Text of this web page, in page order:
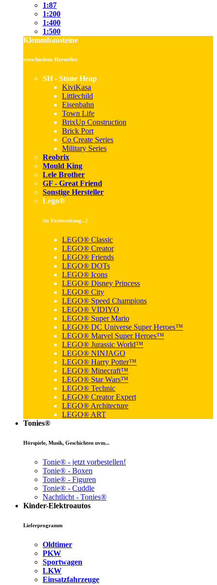
1:87
1:200
1:400
1:500
Klemmbausteine
verschiedene Hersteller
SH - Stone Heap
KiviKasa
Littlechild
Eisenbahn
Town Life
BrixUp Construction
Brick Port
Co Create Series
Military Series
Reobrix
Mould King
Lele Brother
GF - Great Friend
Sonstige Hersteller
Lego®
(in Vorbereitung...)
LEGO® Classic
LEGO® Creator
LEGO® Friends
LEGO® DOTs
LEGO® Icons
LEGO® Disney Princess
LEGO® City
LEGO® Speed Champions
LEGO® VIDIYO
LEGO® Super Mario
LEGO® DC Universe Super Heroes™
LEGO® Marvel Super Heroes™
LEGO® Jurassic World™
LEGO® NINJAGO
LEGO® Harry Potter™
LEGO® Minecraft™
LEGO® Star Wars™
LEGO® Technic
LEGO® Creator Expert
LEGO® Architecture
LEGO® ART
Tonies®
Hörspiele, Musik, Geschichten uvm...
Tonie® - jetzt vorbestellen!
Tonie® - Boxen
Tonie® - Figuren
Tonie® - Cuddle
Nachtlicht - Tonies®
Kinder-Elektroautos
Lieferprogramm
Oldtimer
PKW
Sportwagen
LKW
Einsatzfahrzeuge